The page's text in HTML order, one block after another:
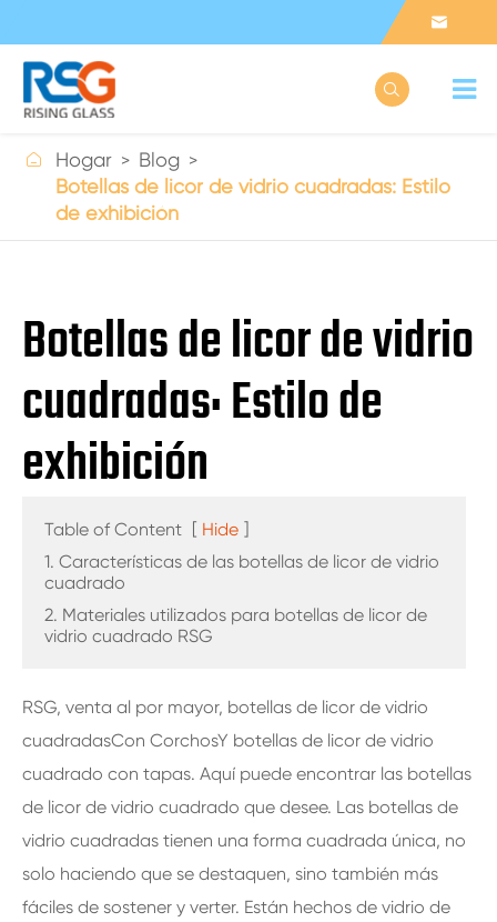


 Hogar
Blog
Botellas de licor de vidrio cuadradas: Estilo
de exhibición
Botellas de licor de vidrio
cuadradas: Estilo de
exhibición
Table of Content [ Hide ]
1. Características de las botellas de licor de vidrio
cuadrado
2. Materiales utilizados para botellas de licor de
vidrio cuadrado RSG
RSG, venta al por mayor, botellas de licor de vidrio
cuadradasCon CorchosY botellas de licor de vidrio
cuadrado con tapas. Aquí puede encontrar las botellas
de licor de vidrio cuadrado que desee. Las botellas de
vidrio cuadradas tienen una forma cuadrada única, no
solo haciendo que se destaquen, sino también más
fáciles de sostener y verter. Están hechos de vidrio de